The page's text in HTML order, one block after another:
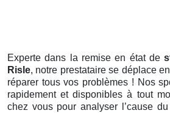
Experte dans la remise en état de
Risle, notre prestataire se déplace
réparer tous vos problèmes ! Nos
rapidement et disponibles à tout
chez vous pour analyser l’cause